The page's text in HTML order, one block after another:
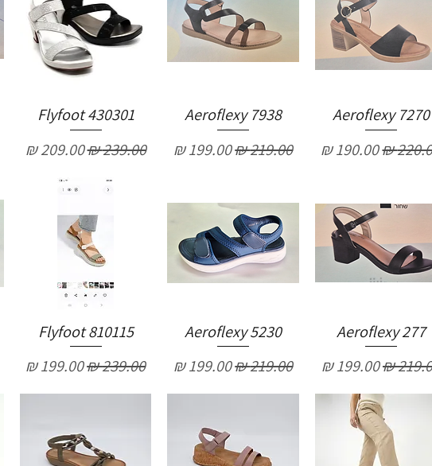
Aeroflexy 7270
רגיל מחיר מבצע‏190.00 ‏₪
Aeroflexy 7938
מחיר רגיל‏219.00 ‏₪ מחיר מבצע‏199.00 ‏₪
Flyfoot 430301
מחיר רגיל‏239.00 ‏₪ מחיר מבצע‏209.00 ‏₪
Aeroflexy 277
רגיל מחיר מבצע‏199.00 ‏₪
Aeroflexy 5230
מחיר רגיל‏219.00 ‏₪ מחיר מבצע‏199.00 ‏₪
Flyfoot 810115
מחיר רגיל‏239.00 ‏₪ מחיר מבצע‏199.00 ‏₪